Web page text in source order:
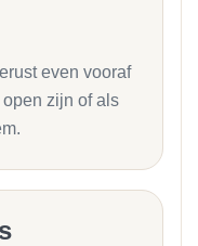
even vooraf
zijn of als